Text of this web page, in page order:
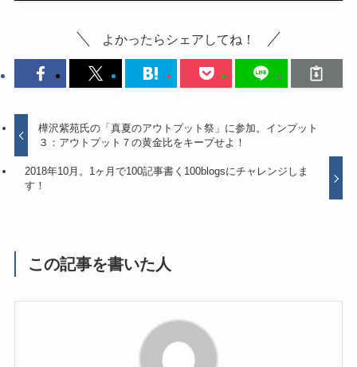
よかったらシェアしてね！
樺沢紫苑氏の「真夏のアウトプット祭」に参加。インプット
３：アウトプット７の黄金比をキープせよ！
2018年10月。1ヶ月で100記事書く100blogsにチャレンジしま
す！
この記事を書いた人